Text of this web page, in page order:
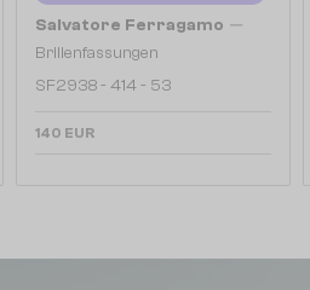
Salvatore Ferragamo —
Brillenfassungen
SF2938 - 414 - 53
140 EUR